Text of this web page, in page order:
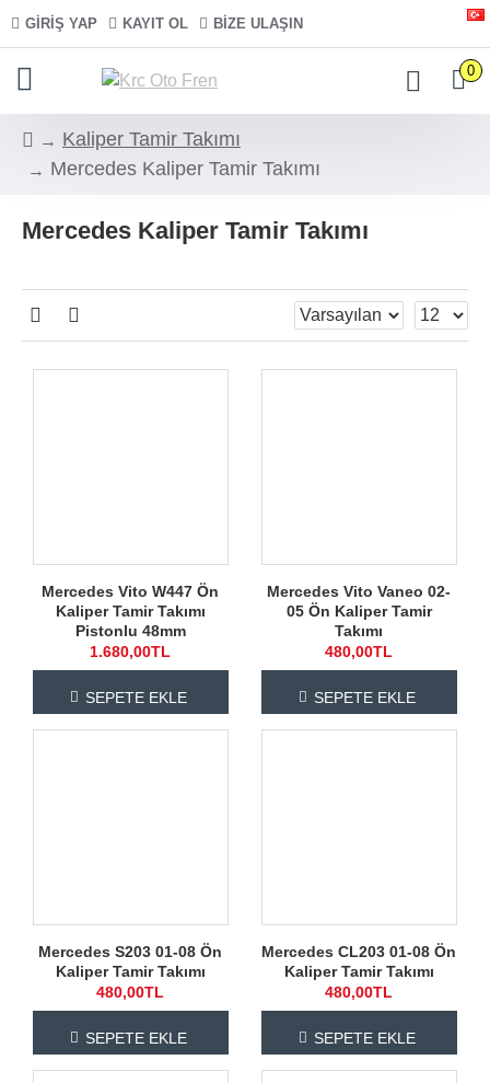
GIRIŞ YAP KAYIT OL BIZE ULAŞIN
0
Kaliper Tamir Takımı
Mercedes Kaliper Tamir Takımı
Mercedes Kaliper Tamir Takımı
Mercedes Vito W447 Ön
Kaliper Tamir Takımı
Pistonlu 48mm
1.680,00TL
SEPETE EKLE
Mercedes Vito Vaneo 02-
05 Ön Kaliper Tamir
Takımı
480,00TL
SEPETE EKLE
Mercedes S203 01-08 Ön
Kaliper Tamir Takımı
480,00TL
SEPETE EKLE
Mercedes CL203 01-08 Ön
Kaliper Tamir Takımı
480,00TL
SEPETE EKLE